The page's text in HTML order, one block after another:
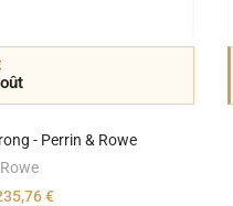
- Perrin & Rowe
€